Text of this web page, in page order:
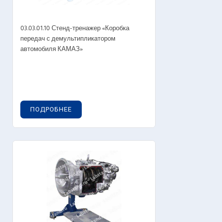
03.03.01.10 Стенд-тренажер «Коробка
передач с демультипликатором
автомобиля КАМАЗ»
ПОДРОБНЕЕ